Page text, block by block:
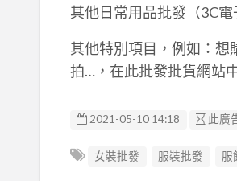
其他日常用品批發（3C電
其他特別項目，例如：想
拍…，在此批發批貨網站
2021-05-10 14:18 此廣
女裝批發 服裝批發 服